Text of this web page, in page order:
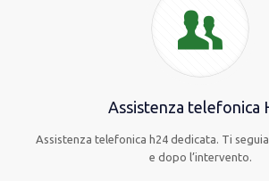
Assistenza telefonica
Assistenza telefonica h24 dedicata. Ti
e dopo l’intervento.